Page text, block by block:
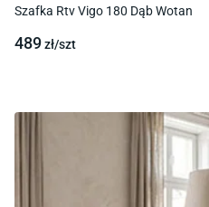
Szafka Rtv Vigo 180 Dąb Wotan
489zł/szt